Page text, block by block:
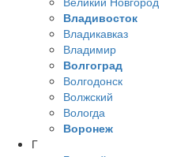
Владивосток
Владикавказ
Владимир
Волгоград
Волгодонск
Волжский
Вологда
Воронеж
Г